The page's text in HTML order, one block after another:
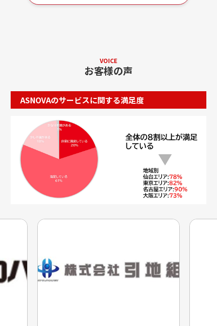
VOICE
お客様の声
ASNOVAのサービスに関する満足度